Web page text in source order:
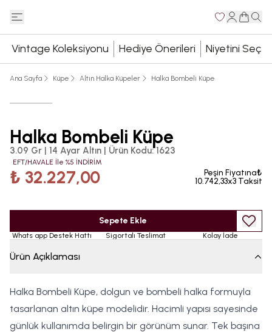
Vintage Koleksiyonu Hediye Önerileri Niyetini Seç
Ana Sayfa Küpe Altın Halka Küpeler Halka Bombeli Küpe
Halka Bombeli Küpe
3.09 Gr | 14 Ayar Altın | Ürün Kodu: 1623
EFT/HAVALE İle %5 İNDİRİM
₺ 32.227,00
Peşin Fiyatına₺
10.742,33x3 Taksit
Sepete Ekle
Whats app Destek Hattı Sigortalı Teslimat Kolay İade
Ürün Açıklaması
Halka Bombeli Küpe, dolgun ve bombeli halka formuyla
tasarlanan altın küpe modelidir. Hacimli yapısı sayesinde
günlük kullanımda belirgin bir görünüm sunar. Tek başına